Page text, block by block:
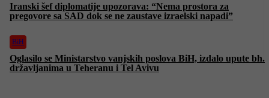
Iranski šef diplomatije upozorava: “Nema prostora za
pregovore sa SAD dok se ne zaustave izraelski napadi”
BiH
Oglasilo se Ministarstvo vanjskih poslova BiH, izdalo upute bh.
državljanima u Teheranu i Tel Avivu